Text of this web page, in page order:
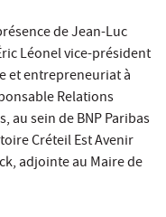
de Jean-Luc
Léonel vice-président
et entrepreneuriat à
Relations
au sein de BNP Paribas
Créteil Est Avenir
adjointe au Maire de